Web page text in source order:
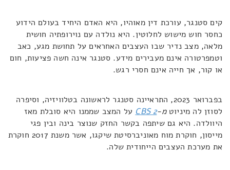
קים סטנגר, עורכת דין מאוהיו, היא האדם היחיד בעולם הידוע
כחסר חוש מישוש לחלוטין. היא נולדה עם נוירופתיה חושית
מלאה, מצב נדיר שבו העצבים האחראים על תחושת מגע, כאב
וטמפרטורה אינם מעבירים מידע. סטנגר אינה חשה פציעות, חום
או קור, אך חייה אינם חסרי רגש.
בפברואר 2023, התראיינה סטנגר לראשונה בטלוויזיה, וסיפרה
לסוזן לה מיניוט מ-CBS 2 על המצב שממנו היא סובלת מאז
היוולדה. היא גם שיתפה בקשר החזק שנוצר בינה ובין פגי
מייסון, חוקרת מוח מאוניברסיטת שיקגו, אשר משנת 2017 חוקרת
את מערכת העצבים הייחודית שלה.